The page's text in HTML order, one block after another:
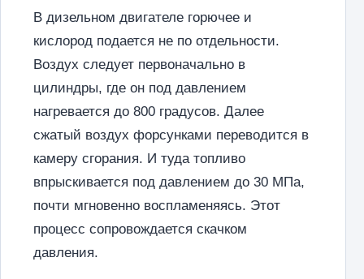
В дизельном двигателе горючее и
кислород подается не по отдельности.
Воздух следует первоначально в
цилиндры, где он под давлением
нагревается до 800 градусов. Далее
сжатый воздух форсунками переводится в
камеру сгорания. И туда топливо
впрыскивается под давлением до 30 МПа,
почти мгновенно воспламеняясь. Этот
процесс сопровождается скачком
давления.